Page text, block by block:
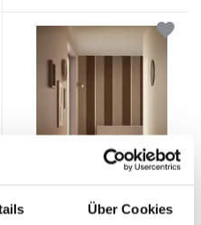
Über Cookies
Tapete mit kräftigen Streifen